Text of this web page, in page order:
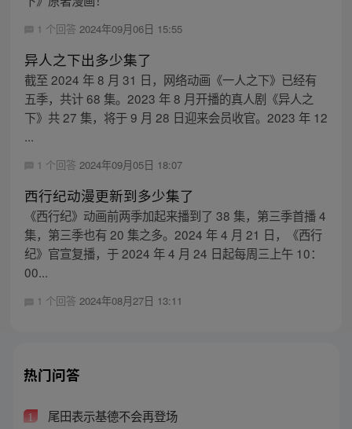
1 个回答 2024年09月06日 15:55
异人之下出多少集了
截至 2024 年 8 月 31 日，网络动画《一人之下》已经有
五季，共计 68 集。2023 年 8 月开播的真人剧《异人之
下》共 27 集，将于 9 月 28 日迎来会员收官。2023 年 12
...
1 个回答 2024年09月05日 18:07
西行纪动漫更新到多少集了
《西行纪》动画前两季加起来播到了 38 集，第三季首播 4
集，第三季也有 20 集之多。2024 年 4 月 21 日，《西行
纪》官宣复播，于 2024 年 4 月 24 日起每周三上午 10：
00...
1 个回答 2024年08月27日 13:11
热门问答
1 尾田表示基德不会再登场